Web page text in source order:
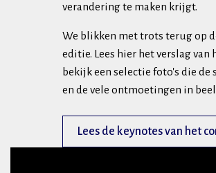
verandering te maken krijgt.
We blikken met trots terug op
editie. Lees hier het verslag van
bekijk een selectie foto's die de
en de vele ontmoetingen in
Lees de keynotes van het